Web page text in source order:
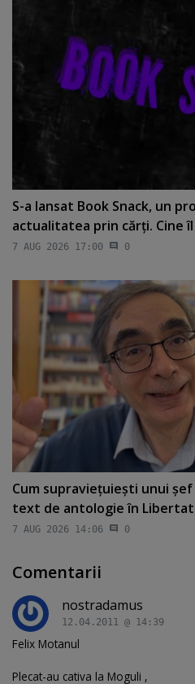
S-a lansat Book Snack, un
actualitatea prin cărţi. Cine
7 AUG 2026 17:00 0
Cum supravieţuieşti unui
text de antologie în
7 AUG 2026 14:06 0
Comentarii
nostradamus
12.04.2011 @ 14:39
Felix Motanul
Plecat-au cativa la Moguli ,